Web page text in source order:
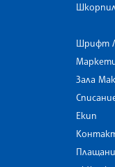
Шрифт
Зала
Екип